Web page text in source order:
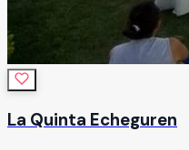
La Quinta Echeguren